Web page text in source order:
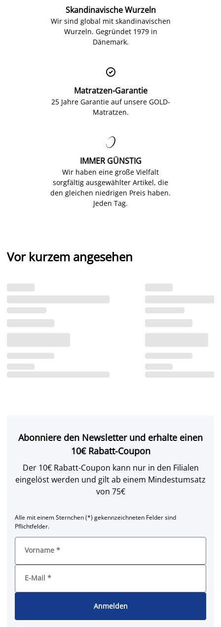
Skandinavische Wurzeln
Wir sind global mit skandinavischen
Wurzeln. Gegründet 1979 in
Dänemark.

Matratzen-Garantie
25 Jahre Garantie auf unsere GOLD-
Matratzen.

IMMER GÜNSTIG
Wir haben eine große Vielfalt
sorgfältig ausgewählter Artikel, die
den gleichen niedrigen Preis haben.
Jeden Tag.
Vor kurzem angesehen
Abonniere den Newsletter und erhalte einen
10€ Rabatt-Coupon
Der 10€ Rabatt-Coupon kann nur in den Filialen
eingelöst werden und gilt ab einem Mindestumsatz
von 75€
Alle mit einem Sternchen (*) gekennzeichneten Felder sind
Pflichtfelder.
Vorname *
E-Mail *
Anmelden